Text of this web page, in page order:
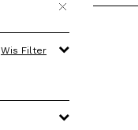
Wis Filter